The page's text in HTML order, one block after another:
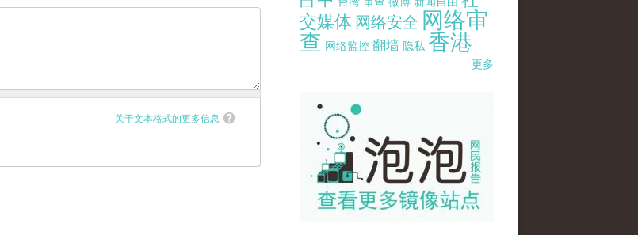
关于文本格式的更多信息
交媒体 网络安全 网络审
查 网络监控 翻墙 隐私 香港
更多
pao-pao-banner-mirror-site-120814.jpg